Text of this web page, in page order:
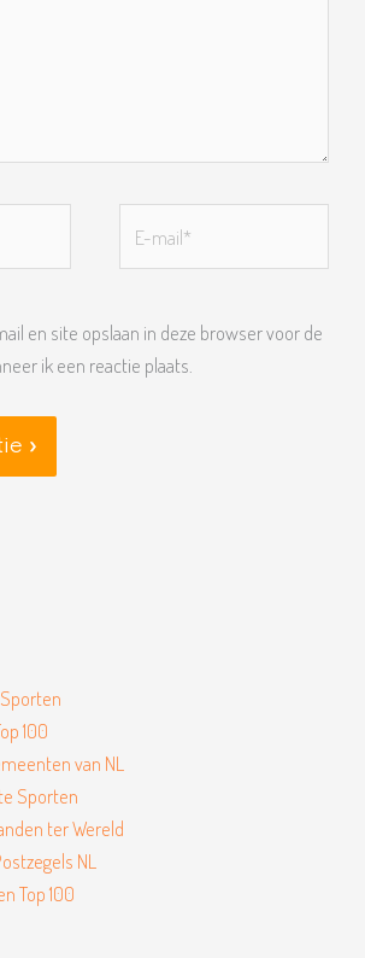
mail*
en site opslaan in deze browser voor de
ik een reactie plaats.
100
van NL
Sporten
ter Wereld
NL
Top 100